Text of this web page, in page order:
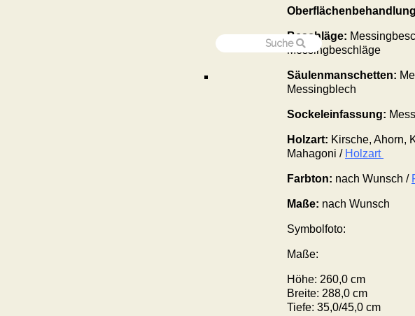
Beschläge: Messing
Messingbeschläge
Säulenmanschetten:
Messingblech
Sockeleinfassung:
Holzart: Kirsche, Ahorn,
Mahagoni / Holzart
Farbton: nach Wunsch /
Maße: nach Wunsch
Symbolfoto:
Maße:
Höhe: 260,0 cm
Breite: 288,0 cm
Tiefe: 35,0/45,0 cm